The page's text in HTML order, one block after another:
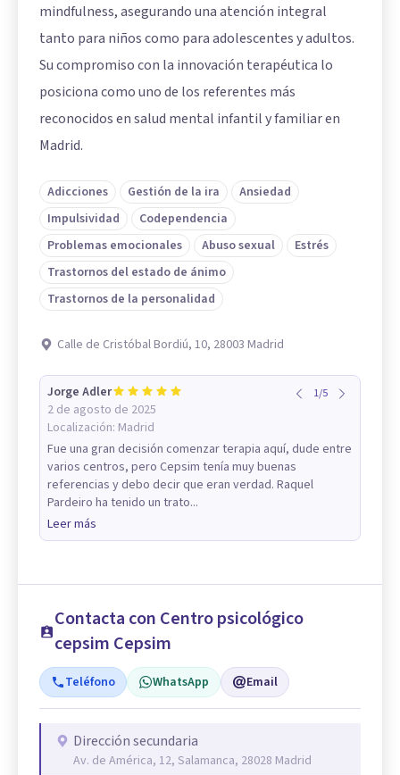
mindfulness, asegurando una atención integral
tanto para niños como para adolescentes y adultos.
Su compromiso con la innovación terapéutica lo
posiciona como uno de los referentes más
reconocidos en salud mental infantil y familiar en
Madrid.
Adicciones Gestión de la ira
Ansiedad
Impulsividad
Codependencia
Problemas emocionales
Abuso sexual
Estrés
Trastornos del estado de ánimo
Trastornos de la personalidad
Calle de Cristóbal Bordiú, 10, 28003 Madrid
Jorge Adler
2 de agosto de 2025
Localización: Madrid
1/5
Fue una gran decisión comenzar terapia aquí, dude entre
varios centros, pero Cepsim tenía muy buenas
referencias y debo decir que eran verdad. Raquel
Pardeiro ha tenido un trato...
Leer más
Contacta con Centro psicológico
cepsim Cepsim
Teléfono WhatsApp Email
Dirección secundaria
Av. de América, 12, Salamanca, 28028 Madrid